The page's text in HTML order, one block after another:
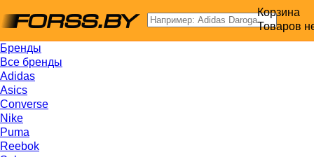
Корзина
Товаров
Бренды
Все бренды
Adidas
Asics
Converse
Nike
Puma
Reebok